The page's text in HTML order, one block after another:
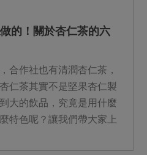
的！關於杏仁茶的六
合作社也有清潤杏仁茶，
仁茶其實不是堅果杏仁製
大的飲品，究竟是用什麼
特色呢？讓我們帶大家上